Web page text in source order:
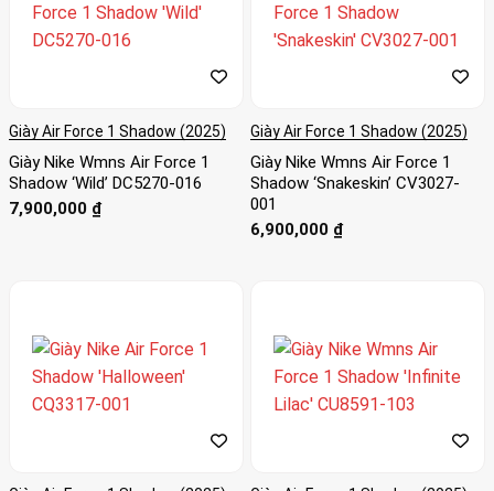
Giày Air Force 1 Shadow (2025)
Giày Nike Wmns Air Force 1
Shadow ‘Wild’ DC5270-016
7,900,000 ₫
Giày Air Force 1 Shadow (2025)
Giày Nike Wmns Air Force 1
Shadow ‘Snakeskin’ CV3027-
001
6,900,000 ₫